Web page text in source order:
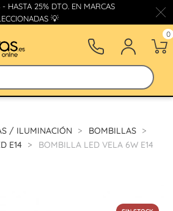
HASTA 25% DTO. EN MARCAS
💡
0
/ ILUMINACIÓN
BOMBILLAS
E14
BOMBILLA LED VELA 6W E14